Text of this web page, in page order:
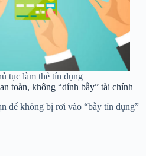
tục làm thẻ tín dụng
toàn, không “dính bẫy” tài chính
để không bị rơi vào “bẫy tín dụng”